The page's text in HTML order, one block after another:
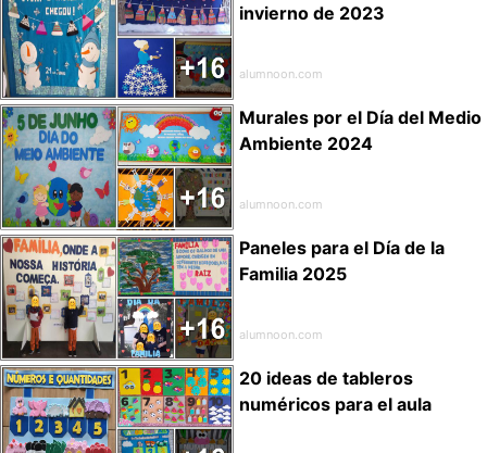
invierno de 2023
alumnoon.com
Murales por el Día del Medio
Ambiente 2024
alumnoon.com
Paneles para el Día de la
Familia 2025
alumnoon.com
20 ideas de tableros
numéricos para el aula